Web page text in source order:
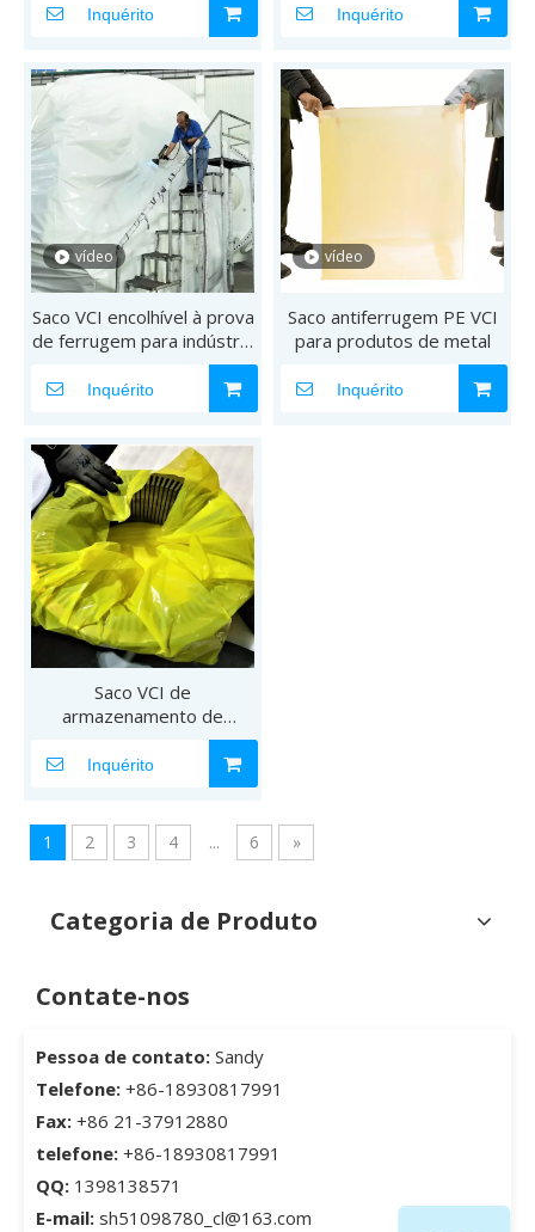
Inquérito Inquérito
vídeo
Saco VCI encolhível à prova
de ferrugem para indústria
de energia eólica
Inquérito
vídeo
Saco antiferrugem PE VCI
para produtos de metal
Inquérito
Saco VCI de
armazenamento de
inibidor de corrosão volátil
amarelo
Inquérito
1 2 3 4 ... 6 »
Categoria de Produto
Contate-nos
Pessoa de contato: Sandy
Telefone: +86-18930817991
Fax: +86 21-37912880
telefone: +86-18930817991
QQ: 1398138571
E-mail: sh51098780_cl@163.com